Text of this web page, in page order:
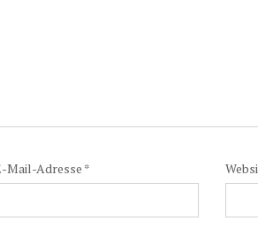
Mail-Adresse *